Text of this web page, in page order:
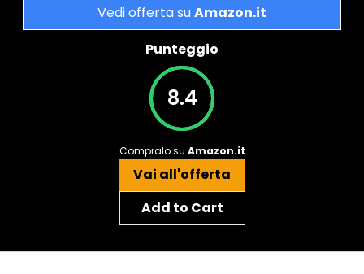
Vedi offerta suAmazon.it
Punteggio
8.4
Compralo su Amazon.it
Vai all'offerta
Add to Cart